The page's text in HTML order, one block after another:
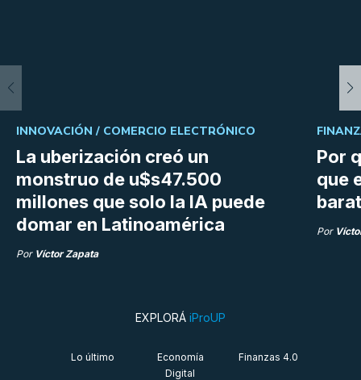
La uberización creó un
monstruo de u$s47.500
millones que solo la IA puede
domar en Latinoamérica
INNOVACIÓN / COMERCIO ELECTRÓNICO
Por Víctor Zapata
Por
que
Por
EXPLORÁ iProUP
Lo último
Economía
Digital
Finanzas 4.0